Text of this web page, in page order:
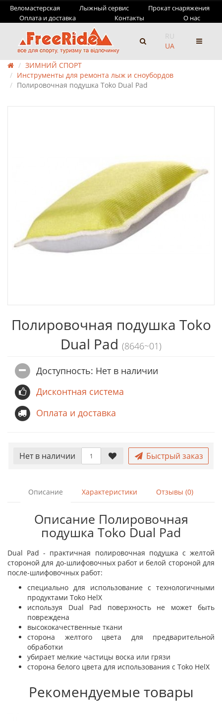
Веломастерская Лыжный сервис
Прокат снаряжения
Оплата и доставка
Контакты О нас
RU
UA
ЗИМНИЙ СПОРТ
Инструменты для ремонта лыж и сноубордов
Полировочная подушка Toko Dual Pad
Полировочная подушка Toko
Dual Pad (8646~01)
Доступность: Нет в наличии
Дисконтная система
Оплата и доставка
Нет в наличии Быстрый заказ
Описание Характеристики Отзывы (0)
Описание Полировочная
подушка Toko Dual Pad
Dual Pad - практичная полировочная подушка с желтой
стороной для до-шлифовочных работ и белой стороной для
после-шлифовочных работ:
специально для использование с технологичными
продуктами Toko HelX
используя Dual Pad поверхность не может быть
повреждена
высококачественные ткани
сторона желтого цвета для предварительной
обработки
убирает мелкие частицы воска или грязи
сторона белого цвета для использования с Toko HelX
Рекомендуемые товары